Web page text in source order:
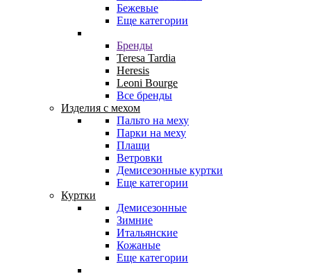
Бежевые
Еще категории
Бренды
Teresa Tardia
Heresis
Leoni Bourge
Все бренды
Изделия с мехом
Пальто на меху
Парки на меху
Плащи
Ветровки
Демисезонные куртки
Еще категории
Куртки
Демисезонные
Зимние
Итальянские
Кожаные
Еще категории